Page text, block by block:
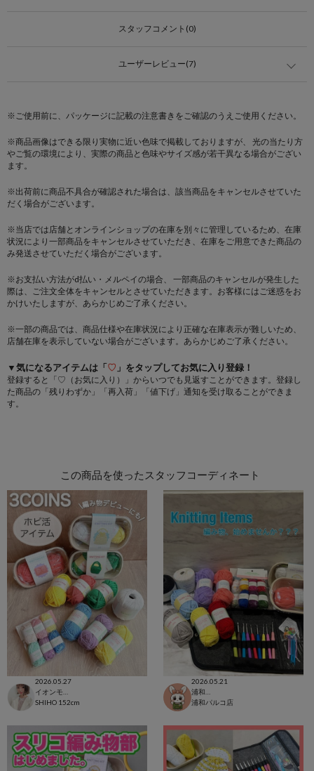
スタッフコメント(0)
ユーザーレビュー(7)
※ご使用前に、パッケージに記載の注意書きをご確認のうえご使用ください。
※商品画像はできる限り実物に近い色味で掲載しておりますが、 光の当たり方
やご覧の環境により、実際の商品と色味やサイズ感が若干異なる場合がござい
ます。
※出荷前に商品不具合が確認された場合は、該当商品をキャンセルさせていた
だく場合がございます。
※当店では店舗とオンラインショップの在庫を別々に管理しているため、在庫
状況により一部商品をキャンセルさせていただき、在庫をご用意できた商品の
み発送させていただく場合がございます。
※お支払い方法がd払い・メルペイの場合、 一部商品のキャンセルが発生した
際は、ご注文全体をキャンセルとさせていただきます。お客様にはご迷惑をお
かけいたしますが、あらかじめご了承ください。
※一部の商品では、商品仕様や在庫状況により正確な在庫表示が難しいため、
店舗在庫を表示していない場合がございます。あらかじめご了承ください。
▼気になるアイテムは「♡ 」をタップしてお気に入り登録！
登録すると「♡（お気に入り）」からいつでも見返すことができます。登録し
た商品の「残りわずか」「再入荷」「値下げ」通知を受け取ることができま
す。
この商品を使ったスタッフコーディネート
2026.05.27
SHIHO 152cm
2026.05.21
浦和パルコ店